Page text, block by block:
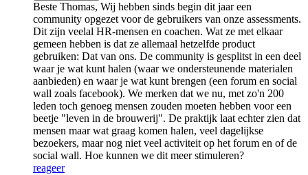
Beste Thomas, Wij hebben sinds begin dit jaar een
community opgezet voor de gebruikers van onze assessments.
Dit zijn veelal HR-mensen en coachen. Wat ze met elkaar
gemeen hebben is dat ze allemaal hetzelfde product
gebruiken: Dat van ons. De community is gesplitst in een deel
waar je wat kunt halen (waar we ondersteunende materialen
aanbieden) en waar je wat kunt brengen (een forum en social
wall zoals facebook). We merken dat we nu, met zo'n 200
leden toch genoeg mensen zouden moeten hebben voor een
beetje "leven in de brouwerij". De praktijk laat echter zien dat
mensen maar wat graag komen halen, veel dagelijkse
bezoekers, maar nog niet veel activiteit op het forum en of de
social wall. Hoe kunnen we dit meer stimuleren?
reageer